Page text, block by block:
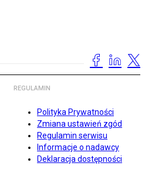
REGULAMIN
Polityka Prywatności
Zmiana ustawień zgód
Regulamin serwisu
Informacje o nadawcy
Deklaracja dostępności